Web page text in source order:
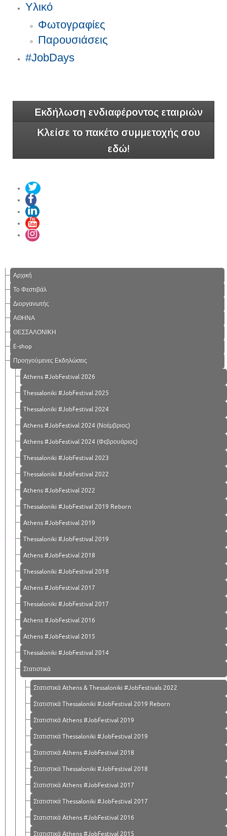
Υλικό
Φωτογραφίες
Παρουσιάσεις
#JobDays
Εκδήλωση ενδιαφέροντος εταιριών
Κλείσε το πακέτο συμμετοχής σου
εδώ!
Αρχική
Το Φεστιβάλ
Διοργανωτής
ΑΘΗΝΑ
ΘΕΣΣΑΛΟΝΙΚΗ
E-shop
Προηγούμενες Εκδηλώσεις
Athens #JobFestival 2026
Thessaloniki #JobFestival 2025
Thessaloniki #JobFestival 2024
Athens #JobFestival 2024 (Νοέμβριος)
Athens #JobFestival 2024 (Φεβρουάριος)
Thessaloniki #JobFestival 2023
Thessaloniki #JobFestival 2022
Athens #JobFestival 2022
Thessaloniki #JobFestival 2019 Reborn
Athens #JobFestival 2019
Thessaloniki #JobFestival 2019
Athens #JobFestival 2018
Thessaloniki #JobFestival 2018
Athens #JobFestival 2017
Τhessaloniki #JobFestival 2017
Athens #JobFestival 2016
Athens #JobFestival 2015
Thessaloniki #JobFestival 2014
Στατιστικά
Στατιστικά Athens & Thessaloniki #JobFestivals 2022
Στατιστικά Thessaloniki #JobFestival 2019 Reborn
Στατιστικά Athens #JobFestival 2019
Στατιστικά Thessaloniki #JobFestival 2019
Στατιστικά Athens #JobFestival 2018
Στατιστικά Thessaloniki #JobFestival 2018
Στατιστικά Athens #JobFestival 2017
Στατιστικά Thessaloniki #JobFestival 2017
Στατιστικά Athens #JobFestival 2016
Στατιστικά Athens #JobFestival 2015